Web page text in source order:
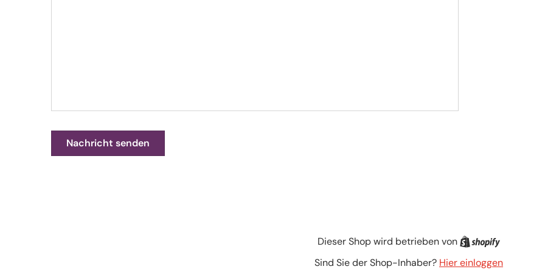
Nachricht senden
Dieser Shop wird betrieben von
Shopify
Sind Sie der Shop-Inhaber? Hier einloggen